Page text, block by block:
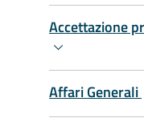
Accettazione
Affari Generali